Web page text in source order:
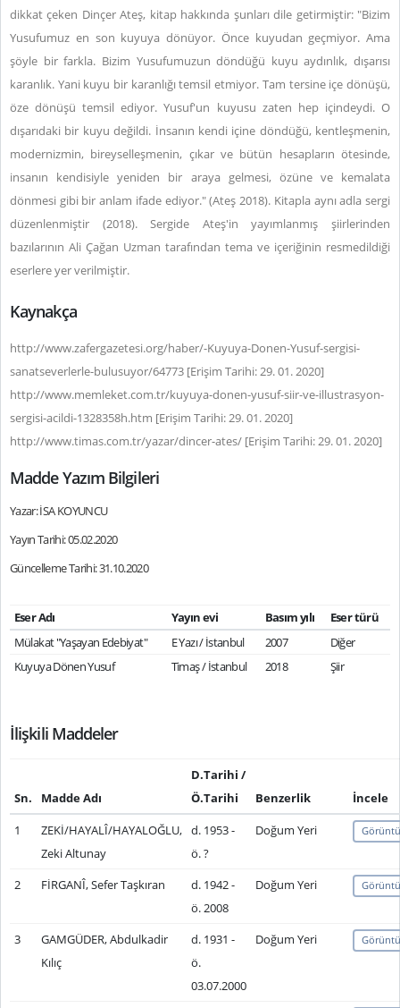
dikkat çeken Dinçer Ateş, kitap hakkında şunları dile getirmiştir: "Bizim
Yusufumuz en son kuyuya dönüyor. Önce kuyudan geçmiyor. Ama
şöyle bir farkla. Bizim Yusufumuzun döndüğü kuyu aydınlık, dışarısı
karanlık. Yani kuyu bir karanlığı temsil etmiyor. Tam tersine içe dönüşü,
öze dönüşü temsil ediyor. Yusuf'un kuyusu zaten hep içindeydi. O
dışarıdaki bir kuyu değildi. İnsanın kendi içine döndüğü, kentleşmenin,
modernizmin, bireyselleşmenin, çıkar ve bütün hesapların ötesinde,
insanın kendisiyle yeniden bir araya gelmesi, özüne ve kemalata
dönmesi gibi bir anlam ifade ediyor." (Ateş 2018). Kitapla aynı adla sergi
düzenlenmiştir (2018). Sergide Ateş'in yayımlanmış şiirlerinden
bazılarının Ali Çağan Uzman tarafından tema ve içeriğinin resmedildiği
eserlere yer verilmiştir.
Kaynakça
http://www.zafergazetesi.org/haber/-Kuyuya-Donen-Yusuf-sergisi-
sanatseverlerle-bulusuyor/64773 [Erişim Tarihi: 29. 01. 2020]
http://www.memleket.com.tr/kuyuya-donen-yusuf-siir-ve-illustrasyon-
sergisi-acildi-1328358h.htm [Erişim Tarihi: 29. 01. 2020]
http://www.timas.com.tr/yazar/dincer-ates/ [Erişim Tarihi: 29. 01. 2020]
Madde Yazım Bilgileri
Yazar: İSA KOYUNCU
Yayın Tarihi: 05.02.2020
Güncelleme Tarihi: 31.10.2020
Eser Adı Yayın evi Basım yılı
Eser türü
Mülakat "Yaşayan Edebiyat"
E Yazı / İstanbul 2007
Diğer
Kuyuya Dönen Yusuf
Timaş / İstanbul 2018 Şiir
İlişkili Maddeler
Sn. Madde Adı
D.Tarihi /
Ö.Tarihi
Benzerlik
İncele
1
ZEKİ/HAYALÎ/HAYALOĞLU,
Zeki Altunay
d. 1953 -
ö. ?
Doğum Yeri
2 FİRGANÎ, Sefer Taşkıran
d. 1942 -
ö. 2008
Doğum Yeri
3
GAMGÜDER, Abdulkadir
Kılıç
d. 1931 -
ö.
03.07.2000
Doğum Yeri